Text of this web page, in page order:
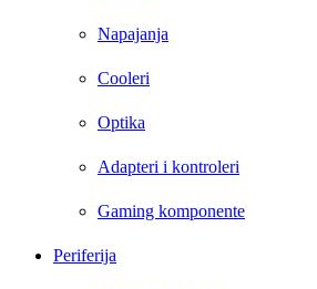
Napajanja
Cooleri
Optika
Adapteri i kontroleri
Gaming komponente
Periferija